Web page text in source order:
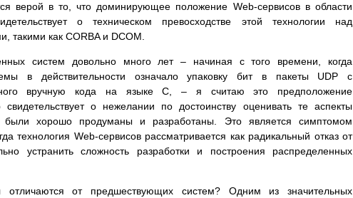
верой в то, что доминирующее положение Web-сервисов в области
о техническом превосходстве этой технологии над
такими как CORBA и DCOM.
систем довольно много лет – начиная с того времени, когда
в действительности означало упаковку бит в пакеты UDP с
вручную кода на языке C, – я считаю это предположение
о нежелании по достоинству оценивать те аспекты
были хорошо продуманы и разработаны. Это является симптомом
технология Web-сервисов рассматривается как радикальный отказ от
устранить сложность разработки и построения распределенных
от предшествующих систем? Одним из значительных